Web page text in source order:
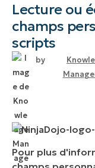
Lecture ou
champs
scripts
Pour plus